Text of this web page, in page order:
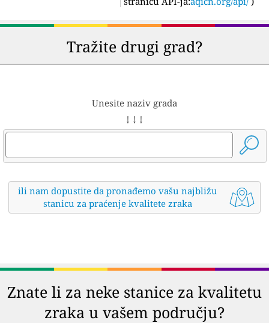
Tražite drugi grad?
Unesite naziv grada
↓ ↓ ↓
ili nam dopustite da pronađemo vašu najbližu
stanicu za praćenje kvalitete zraka
Znate li za neke stanice za kvalitetu
zraka u vašem području?